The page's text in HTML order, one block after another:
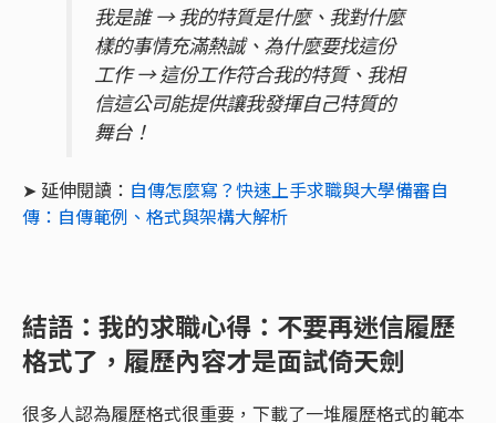
我是誰 → 我的特質是什麼、我對什麼
樣的事情充滿熱誠、為什麼要找這份
工作 → 這份工作符合我的特質、我相
信這公司能提供讓我發揮自己特質的
舞台！
➤ 延伸閱讀： 自傳怎麼寫？快速上手求職與大學備審自
傳：自傳範例、格式與架構大解析
結語：我的求職心得：不要再迷信履歷
格式了，履歷內容才是面試倚天劍
很多人認為履歷格式很重要，下載了一堆履歷格式的範本